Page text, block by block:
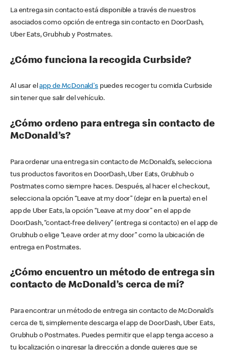
La entrega sin contacto está disponible a través de nuestros
asociados como opción de entrega sin contacto en DoorDash,
Uber Eats, Grubhub y Postmates.
¿Cómo funciona la recogida Curbside?
Al usar elapp de McDonald'spuedes recoger tu comida Curbside
sin tener que salir del vehículo.
¿Cómo ordeno para entrega sin contacto de
McDonald’s?
Para ordenar una entrega sin contacto de McDonald’s, selecciona
tus productos favoritos en DoorDash, Uber Eats, Grubhub o
Postmates como siempre haces. Después, al hacer el checkout,
selecciona la opción “Leave at my door” (dejar en la puerta) en el
app de Uber Eats, la opción “Leave at my door” en el app de
DoorDash, “contact-free delivery” (entrega si contacto) en el app de
Grubhub o elige “Leave order at my door” como la ubicación de
entrega en Postmates.
¿Cómo encuentro un método de entrega sin
contacto de McDonald’s cerca de mí?
Para encontrar un método de entrega sin contacto de McDonald’s
cerca de ti, simplemente descarga el app de DoorDash, Uber Eats,
Grubhub o Postmates. Puedes permitir que el app tenga acceso a
tu localización o ingresar la dirección a donde quieres que se